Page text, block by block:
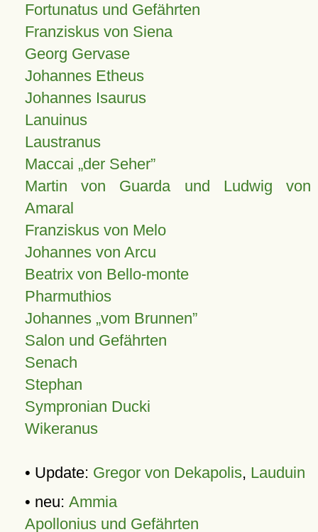
Fortunatus und Gefährten
Franziskus von Siena
Georg Gervase
Johannes Etheus
Johannes Isaurus
Lanuinus
Laustranus
Maccai „der Seher”
Martin von Guarda und Ludwig von
Amaral
Franziskus von Melo
Johannes von Arcu
Beatrix von Bello-monte
Pharmuthios
Johannes vom Brunnen
Salon und Gefährten
Senach
Stephan
Sympronian Ducki
Wikeranus
• Update: Gregor von Dekapolis, Lauduin
• neu: Ammia
Apollonius und Gefährten